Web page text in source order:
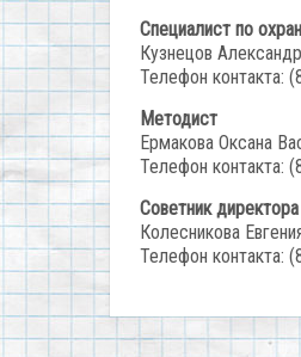
Специалист по
Кузнецов
Телефон контакта:
Методист
Ермакова Оксана
Телефон контакта:
Советник
Колесникова
Телефон контакта: